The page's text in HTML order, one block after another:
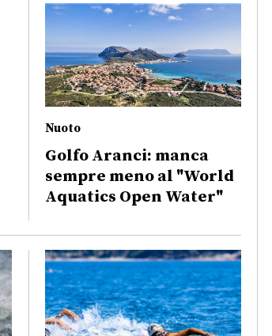
Nuoto
Golfo Aranci: manca
sempre meno al "World
Aquatics Open Water"